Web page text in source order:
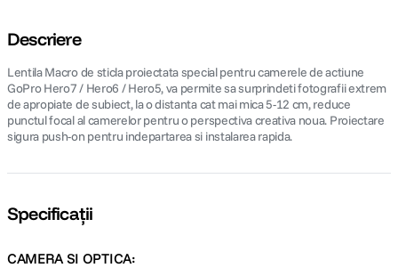
Descriere
Lentila Macro de sticla proiectata special pentru camerele de actiune
GoPro Hero7 / Hero6 / Hero5, va permite sa surprindeti fotografii extrem
de apropiate de subiect, la o distanta cat mai mica 5-12 cm, reduce
punctul focal al camerelor pentru o perspectiva creativa noua. Proiectare
sigura push-on pentru indepartarea si instalarea rapida.
Specificații
CAMERA SI OPTICA: